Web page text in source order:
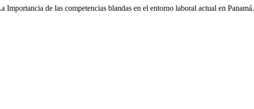
de las competencias blandas en el entorno laboral actual en Panamá.